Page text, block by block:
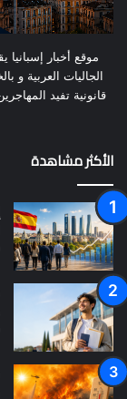
موقع أخبار إسبانيا
الجاليات العربية و
قانونية تفيد
الأكثر مشاهدة